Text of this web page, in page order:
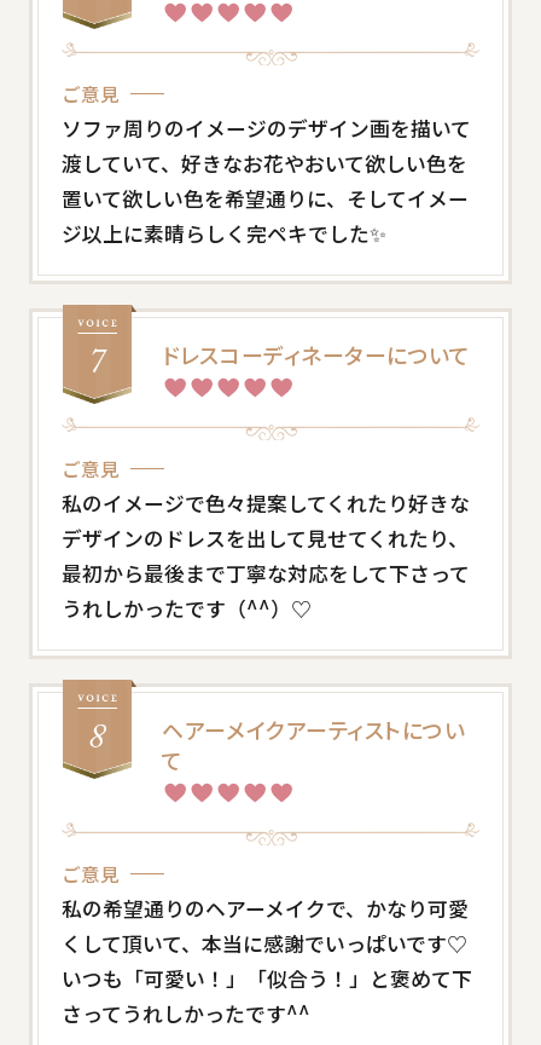
ご意見
ソファ周りのイメージのデザイン画を描いて
渡していて、好きなお花やおいて欲しい色を
置いて欲しい色を希望通りに、そしてイメー
ジ以上に素晴らしく完ペキでした✨
ドレスコーディネーターについて
ご意見
私のイメージで色々提案してくれたり好きな
デザインのドレスを出して見せてくれたり、
最初から最後まで丁寧な対応をして下さって
うれしかったです（^^）♡
ヘアーメイクアーティストについ
て
ご意見
私の希望通りのヘアーメイクで、かなり可愛
くして頂いて、本当に感謝でいっぱいです♡
いつも「可愛い！」「似合う！」と褒めて下
さってうれしかったです^^